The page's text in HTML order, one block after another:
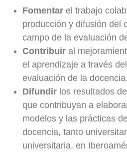
Fomentar el trabajo
producción y difusión del
campo de la evaluación
Contribuir al
el aprendizaje a través
evaluación de la docencia.
Difundir los resultados
que contribuyan a
modelos y las prácticas
docencia, tanto
universitaria, en